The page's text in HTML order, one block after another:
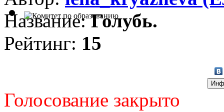
Название:Голубь.
Рейтинг: 15
Голосование закрыто